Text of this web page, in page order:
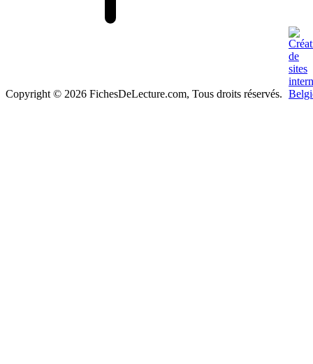
Copyright © 2026 FichesDeLecture.com, Tous droits réservés.